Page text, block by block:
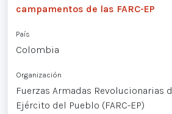
campamentos de las FARC-EP
País
Colombia
Organización
Fuerzas Armadas Revolucionarias
Ejército del Pueblo (FARC-EP)